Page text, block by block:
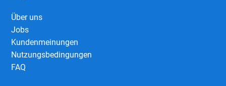
Über uns
Jobs
Kundenmeinungen
Nutzungsbedingungen
FAQ